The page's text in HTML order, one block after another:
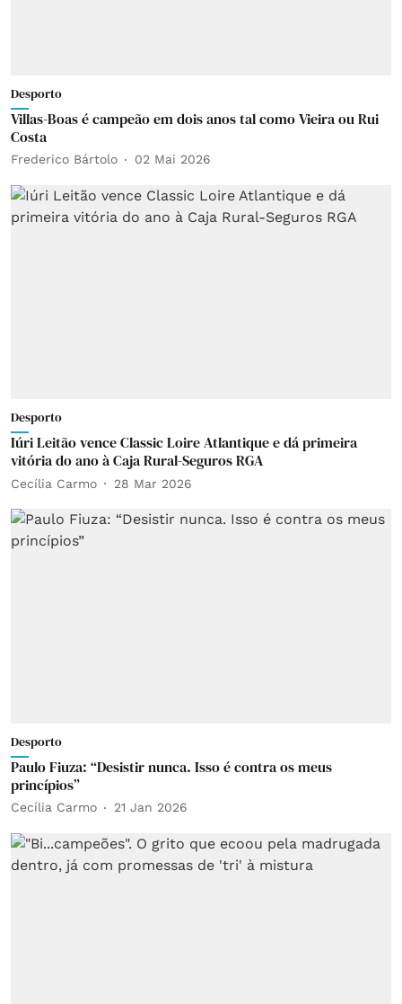
Desporto
Villas-Boas é campeão em dois anos tal como Vieira ou Rui
Costa
Frederico Bártolo 02 Mai 2026
Desporto
Iúri Leitão vence Classic Loire Atlantique e dá primeira
vitória do ano à Caja Rural-Seguros RGA
Cecília Carmo 28 Mar 2026
Desporto
Paulo Fiuza: “Desistir nunca. Isso é contra os meus
princípios”
Cecília Carmo 21 Jan 2026